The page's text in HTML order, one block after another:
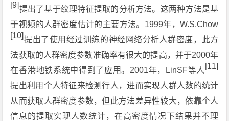
[9]提出了基于纹理特征提取的分析方法。这两种方法是基
于视频的人群密度估计的主要方法。1999年，W.S.Chow
[10]提出了使用经过训练的神经网络分析人群密度，此方
法获取的人群密度参数准确率有很大的提高，并于2000年
在香港地铁系统中得到了应用。2001年，LinSF等人 [11]
提出利用个人特征来检测行人，进而实现人群人数的统计
从而获取人群密度参数，但此方法差异性较大，依靠个人
信息的提取实现人数统计，在高密度情况下结果并不理